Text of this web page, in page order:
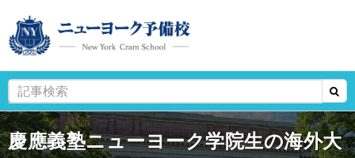
慶應義塾ニューヨーク学院生の海外大